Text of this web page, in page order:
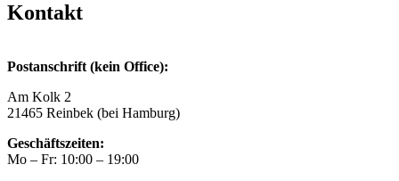
Kontakt
Postanschrift (kein Office):
Am Kolk 2
21465 Reinbek (bei Hamburg)
Geschäftszeiten:
Mo – Fr: 10:00 – 19:00